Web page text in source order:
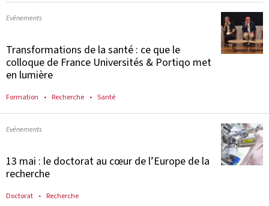
Evénements
Transformations de la santé : ce que le
colloque de France Universités & Portiqo met
en lumière
Formation Recherche Santé
Evénements
13 mai : le doctorat au cœur de l’Europe de la
recherche
Doctorat Recherche